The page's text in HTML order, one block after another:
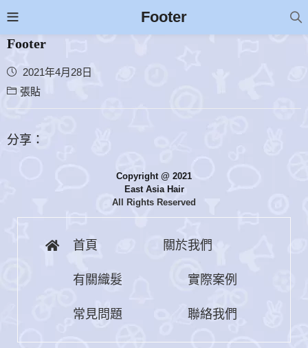
Footer
Footer
2021年4月28日
張貼
分享：
Copyright @ 2021
East Asia Hair
All Rights Reserved
首頁 關於我們
有關織髮 實際案例
常見問題 聯絡我們